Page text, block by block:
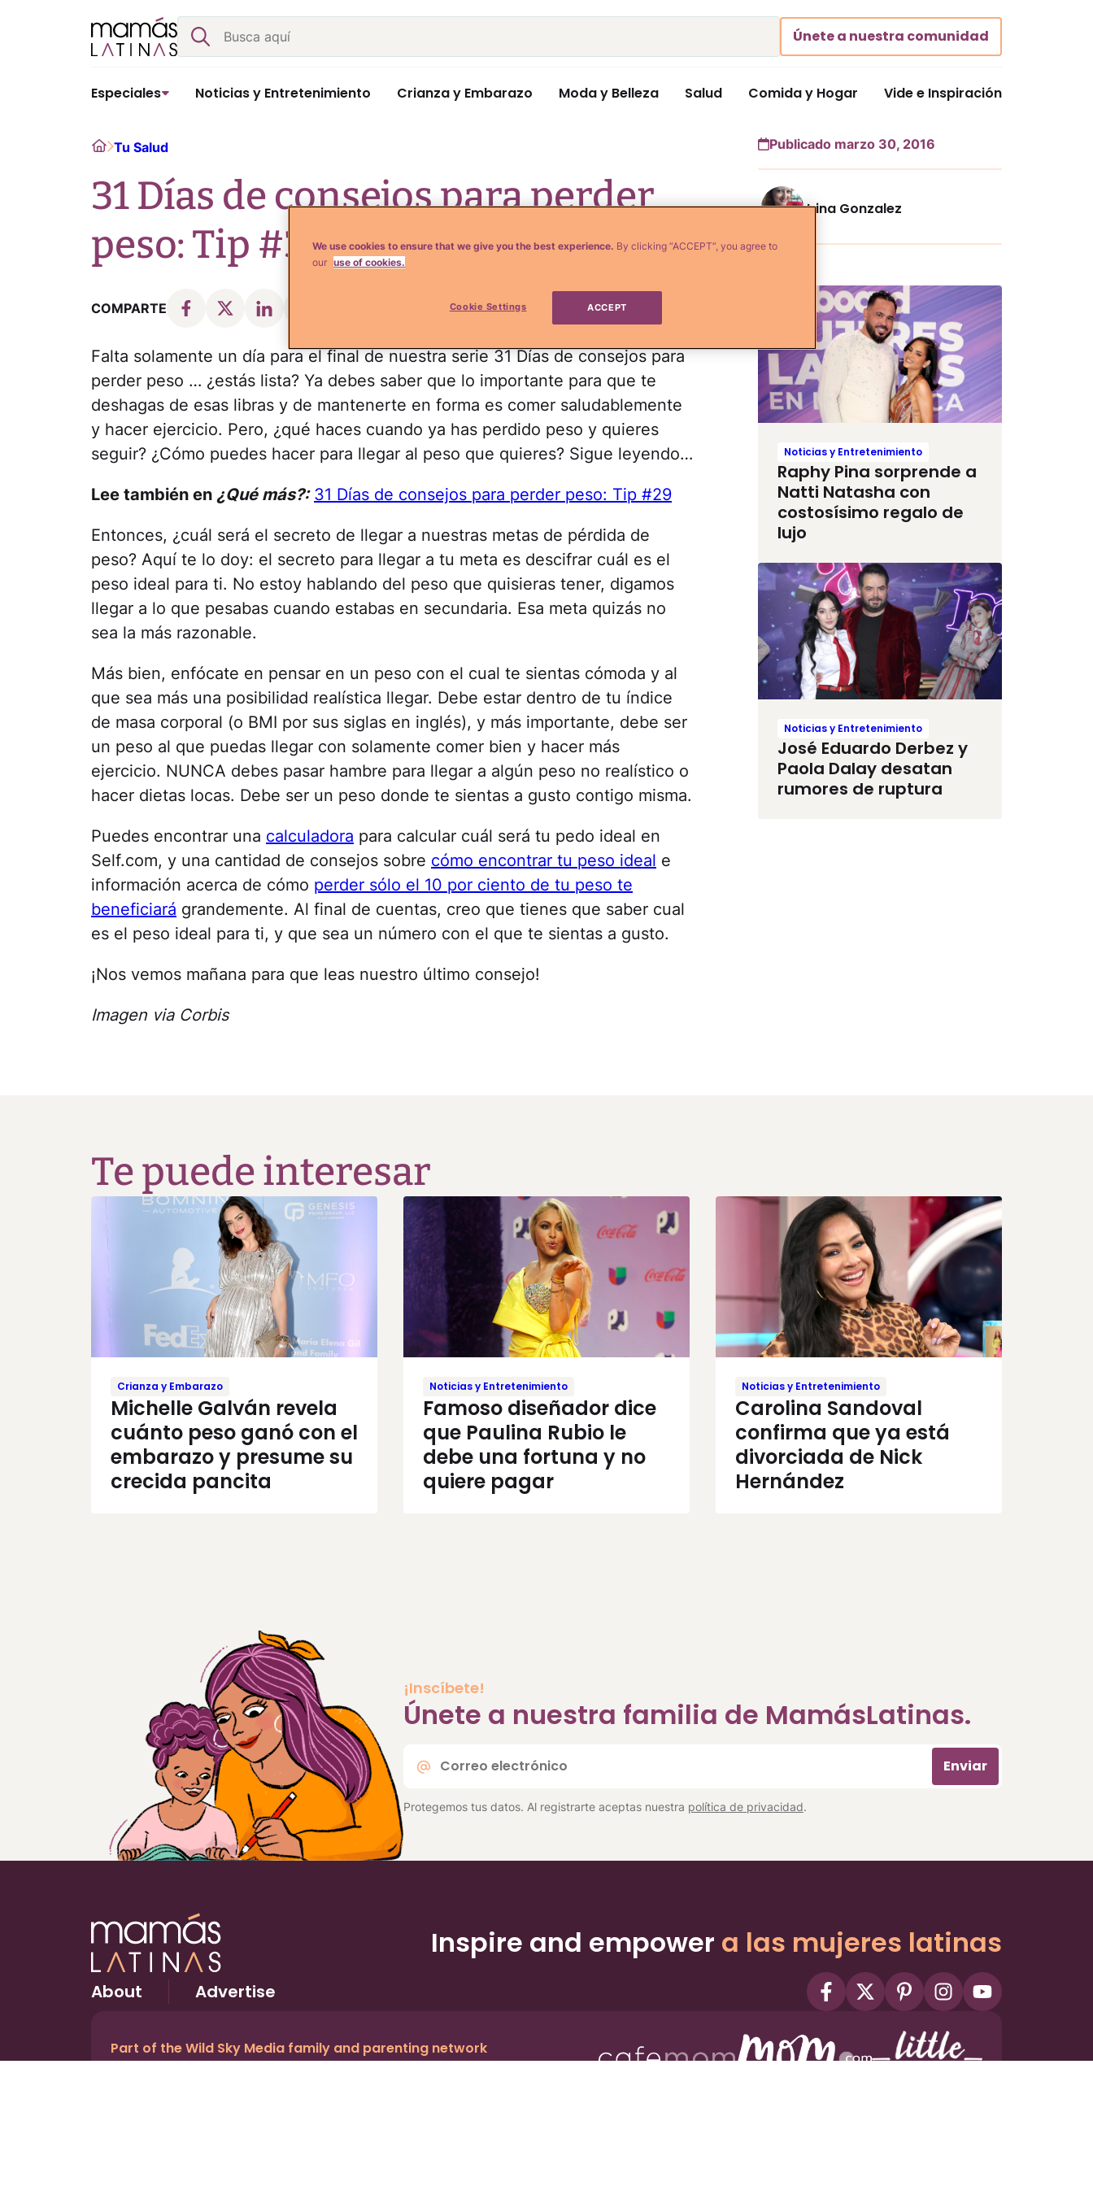
Buscar
Únete a nuestra comunidad
Especiales Noticias y Entretenimiento Crianza y Embarazo Moda y Belleza Salud Comida y Hogar Vide e Inspiración
HomeTu Salud
31 Días de consejos para perder
peso: Tip #30
COMPARTE
Falta solamente un día para el final de nuestra serie 31 Días de consejos para
perder peso … ¿estás lista? Ya debes saber que lo importante para que te
deshagas de esas libras y de mantenerte en forma es comer saludablemente
y hacer ejercicio. Pero, ¿qué haces cuando ya has perdido peso y quieres
seguir? ¿Cómo puedes hacer para llegar al peso que quieres? Sigue leyendo…
Lee también en ¿Qué más?: 31 Días de consejos para perder peso: Tip #29
Entonces, ¿cuál será el secreto de llegar a nuestras metas de pérdida de
peso? Aquí te lo doy: el secreto para llegar a tu meta es descifrar cuál es el
peso ideal para ti. No estoy hablando del peso que quisieras tener, digamos
llegar a lo que pesabas cuando estabas en secundaria. Esa meta quizás no
sea la más razonable.
Más bien, enfócate en pensar en un peso con el cual te sientas cómoda y al
que sea más una posibilidad realística llegar. Debe estar dentro de tu índice
de masa corporal (o BMI por sus siglas en inglés), y más importante, debe ser
un peso al que puedas llegar con solamente comer bien y hacer más
ejercicio. NUNCA debes pasar hambre para llegar a algún peso no realístico o
hacer dietas locas. Debe ser un peso donde te sientas a gusto contigo misma.
Puedes encontrar una calculadora para calcular cuál será tu pedo ideal en
Self.com, y una cantidad de consejos sobre cómo encontrar tu peso ideal e
información acerca de cómo perder sólo el 10 por ciento de tu peso te
beneficiará grandemente. Al final de cuentas, creo que tienes que saber cual
es el peso ideal para ti, y que sea un número con el que te sientas a gusto.
¡Nos vemos mañana para que leas nuestro último consejo!
Imagen via Corbis
Publicado marzo 30, 2016
Irina Gonzalez
Noticias y Entretenimiento
Raphy Pina sorprende a
Natti Natasha con
costosísimo regalo de
lujo
Noticias y Entretenimiento
José Eduardo Derbez y
Paola Dalay desatan
rumores de ruptura
Te puede interesar
Crianza y Embarazo
Michelle Galván revela
cuánto peso ganó con el
embarazo y presume su
crecida pancita
Noticias y Entretenimiento
Famoso diseñador dice
que Paulina Rubio le
debe una fortuna y no
quiere pagar
Noticias y Entretenimiento
Carolina Sandoval
confirma que ya está
divorciada de Nick
Hernández
¡Inscíbete!
Únete a nuestra familia de MamásLatinas.
electrónico
Enviar
Protegemos tus datos. Al registrarte aceptas nuestra política de privacidad.
Inspire and empower a las mujeres latinas
About Advertise
Part of the Wild Sky Media family and parenting network
© 2026 Wild Sky Media. All rights reserved.
We use cookies to ensure that we give you the best experience. By clicking “ACCEPT”, you agree to
our use of cookies.
Cookie Settings ACCEPT